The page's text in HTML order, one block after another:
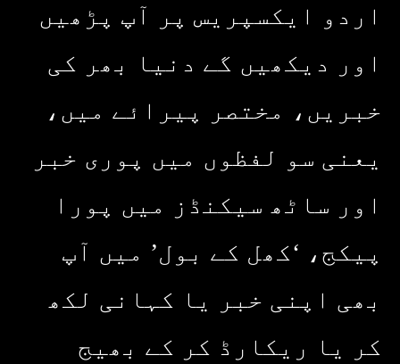
اردو ایکسپریس پر آپ پڑھیں
اور دیکھیں گے دنیا بھر کی
خبریں، مختصر پیرائے میں،
یعنی سو لفظوں میں پوری خبر
اور ساٹھ سیکنڈز میں پورا
پیکج، ‘کھل کے بول’ میں آپ
بھی اپنی خبر یا کہانی لکھ
کر یا ریکارڈ کر کے بھیج